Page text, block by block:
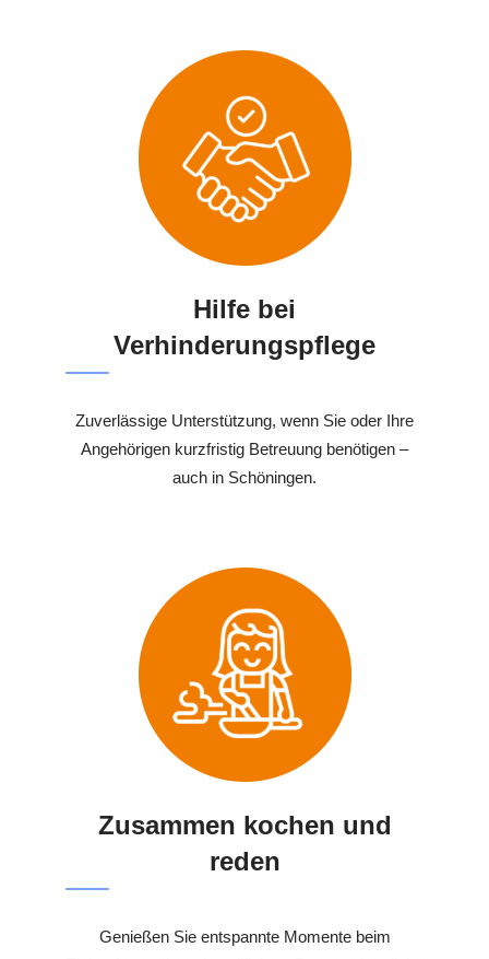
Hilfe bei
Verhinderungspflege
Zuverlässige Unterstützung, wenn Sie oder Ihre
Angehörigen kurzfristig Betreuung benötigen –
auch in Schöningen.
Zusammen kochen und
reden
Genießen Sie entspannte Momente beim